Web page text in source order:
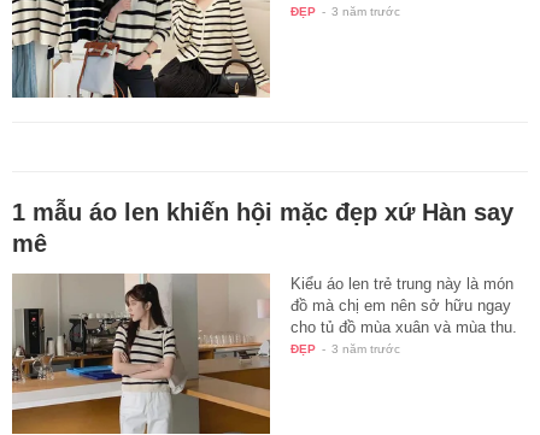
ĐẸP - 3 năm trước
1 mẫu áo len khiến hội mặc đẹp xứ Hàn say
mê
Kiểu áo len trẻ trung này là món
đồ mà chị em nên sở hữu ngay
cho tủ đồ mùa xuân và mùa thu.
ĐẸP - 3 năm trước